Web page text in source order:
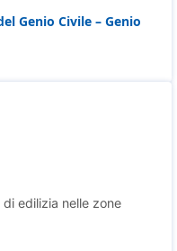
Genio Civile – Genio
edilizia nelle zone